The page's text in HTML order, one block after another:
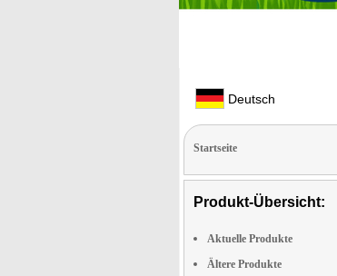
Deutsch
Startseite
Produkt-Übersicht:
Aktuelle Produkte
Ältere Produkte